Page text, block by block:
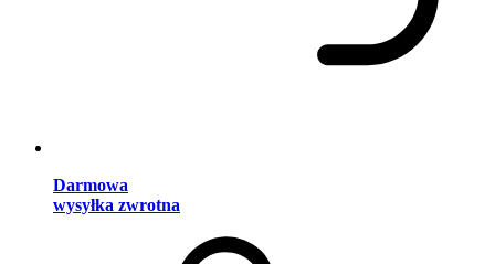
Darmowa
wysyłka zwrotna